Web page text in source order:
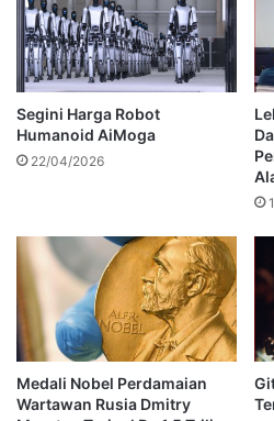
Segini Harga Robot
Humanoid AiMoga
22/04/2026
Medali Nobel Perdamaian
Wartawan Rusia Dmitry